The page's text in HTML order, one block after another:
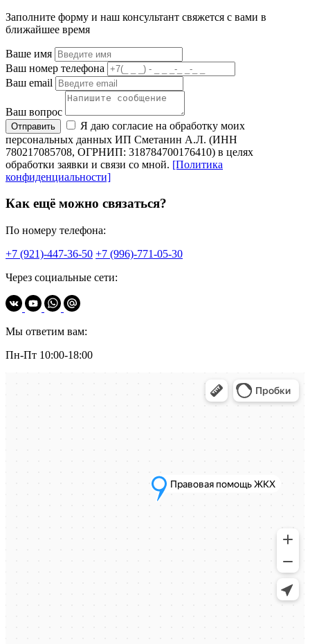
Заполните форму и наш консультант свяжется с вами в
ближайшее время
Ваше имя
Ваш номер телефона
Ваш email
Ваш вопрос
Отправить
Я даю согласие на обработку моих
персональных данных ИП Сметанин А.Л. (ИНН
780217085708, ОГРНИП: 318784700176410) в целях
обработки заявки и связи со мной. [Политика
конфиденциальности]
Как ещё можно связаться?
По номеру телефона:
+7 (921)-447-36-50 +7 (996)-771-05-30
Через социальные сети:
Мы ответим вам:
Пн-Пт 10:00-18:00